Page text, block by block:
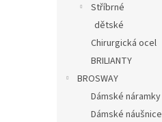
Stříbrné
dětské
Chirurgická ocel
BRILIANTY
BROSWAY
Dámské náramky
Dámské náušnice